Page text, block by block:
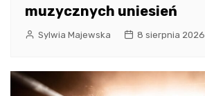
muzycznych uniesień
Sylwia Majewska 8 sierpnia 2026